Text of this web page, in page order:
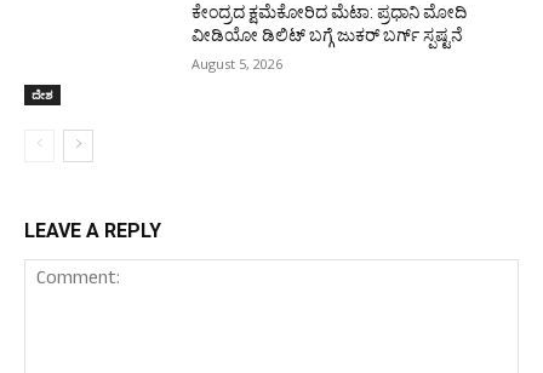
ದೇಶ
ಕೇಂದ್ರದ ಕ್ಷಮೆಕೋರಿದ ಮೆಟಾ: ಪ್ರಧಾನಿ ಮೋದಿ
ವೀಡಿಯೋ ಡಿಲಿಟ್ ಬಗ್ಗೆ ಜುಕರ್ ಬರ್ಗ್ ಸ್ಪಷ್ಟನೆ
August 5, 2026
LEAVE A REPLY